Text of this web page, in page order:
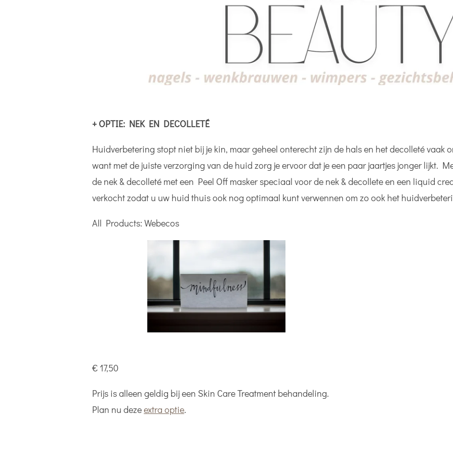
+ OPTIE: NEK EN DECOLLETÉ
Huidverbetering stopt niet bij je kin, maar geheel onterecht zijn de hals en het decolleté vaak
want met de juiste verzorging van de huid zorg je ervoor dat je een paar jaartjes jonger lijkt.
de nek & decolleté met een Peel Off masker speciaal voor de nek & decollete en een liquid
verkocht zodat u uw huid thuis ook nog optimaal kunt verwennen om zo ook het
All Products: Webecos
€ 17,50
Prijs is alleen geldig bij een Skin Care Treatment behandeling.
Plan nu dezeextra optie.